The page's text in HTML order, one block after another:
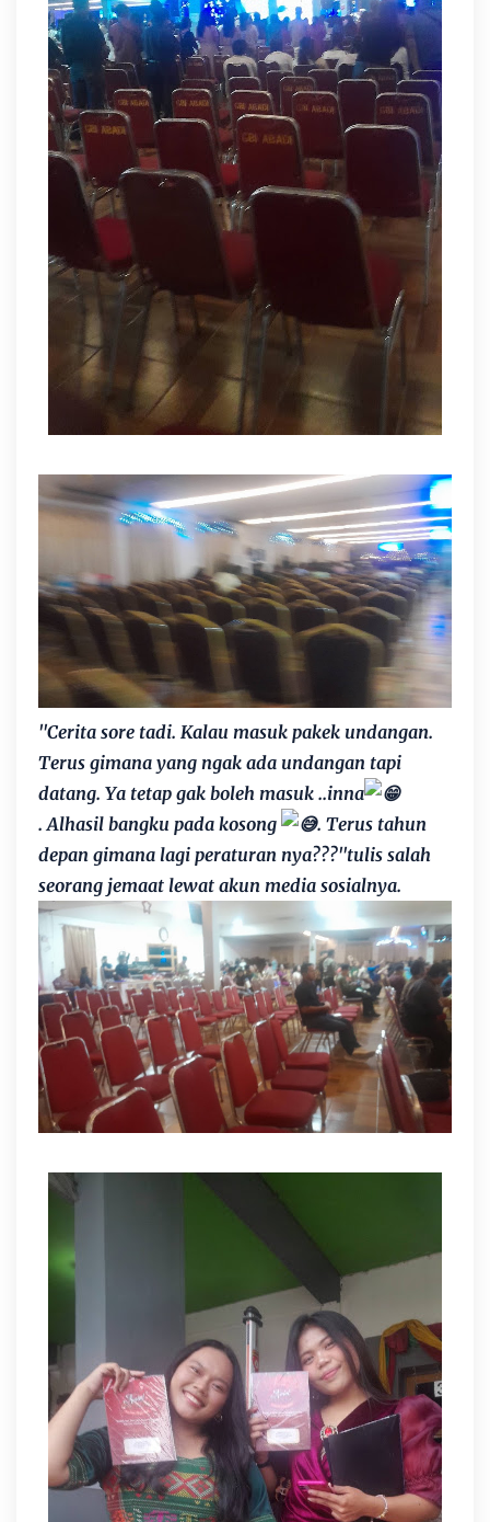
"Cerita sore tadi. Kalau masuk pakek undangan.
Terus gimana yang ngak ada undangan tapi
datang. Ya tetap gak boleh masuk ..inna
. Alhasil bangku pada kosong . Terus tahun
depan gimana lagi peraturan nya???"tulis salah
seorang jemaat lewat akun media sosialnya.